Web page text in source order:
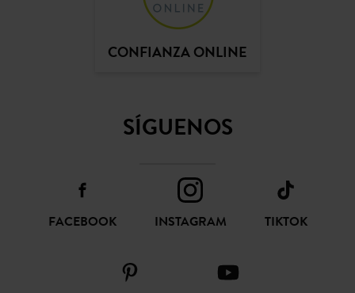
CONFIANZA ONLINE
SÍGUENOS
FACEBOOK INSTAGRAM TIKTOK